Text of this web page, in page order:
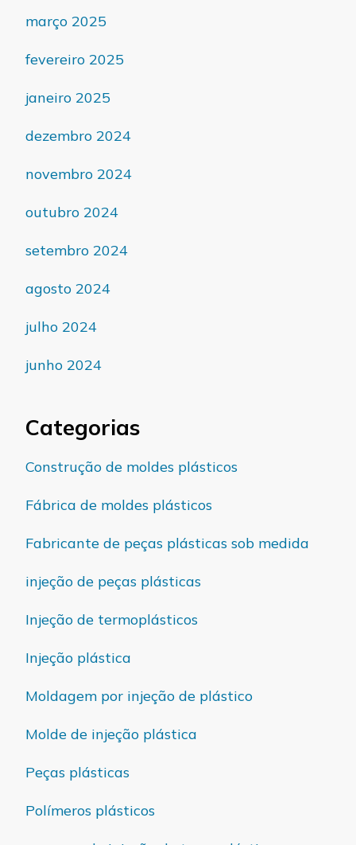
março 2025
fevereiro 2025
janeiro 2025
dezembro 2024
novembro 2024
outubro 2024
setembro 2024
agosto 2024
julho 2024
junho 2024
Categorias
Construção de moldes plásticos
Fábrica de moldes plásticos
Fabricante de peças plásticas sob medida
injeção de peças plásticas
Injeção de termoplásticos
Injeção plástica
Moldagem por injeção de plástico
Molde de injeção plástica
Peças plásticas
Polímeros plásticos